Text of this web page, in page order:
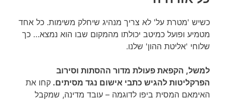
כשיש 'מטרת על' לא צריך מנהיג שיחלק משימות. כל אחד
מטמיע ופועל כמיטב יכולתו מהמקום שבו הוא נמצא… כך
שלוחי 'אליטת ההון' שלנו.
למשל, הקפאת פעולת מדור ההסתות וסירוב
הפרקליטות להגיש כתבי אישום נגד מסיתים. קחו את
האימאם המסית ביפו לדוגמה – עובד מדינה, שמקבל